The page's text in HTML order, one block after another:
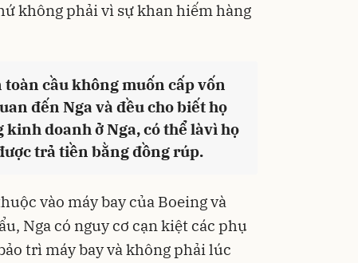
không phải vì sự khan hiếm hàng
cầu không muốn cấp vốn
đến Nga và đều cho biết họ
doanh ở Nga, có thể làvì họ
trả tiền bằng đồng rúp.
vào máy bay của Boeing và
Nga có nguy cơ cạn kiệt các phụ
trì máy bay và không phải lúc